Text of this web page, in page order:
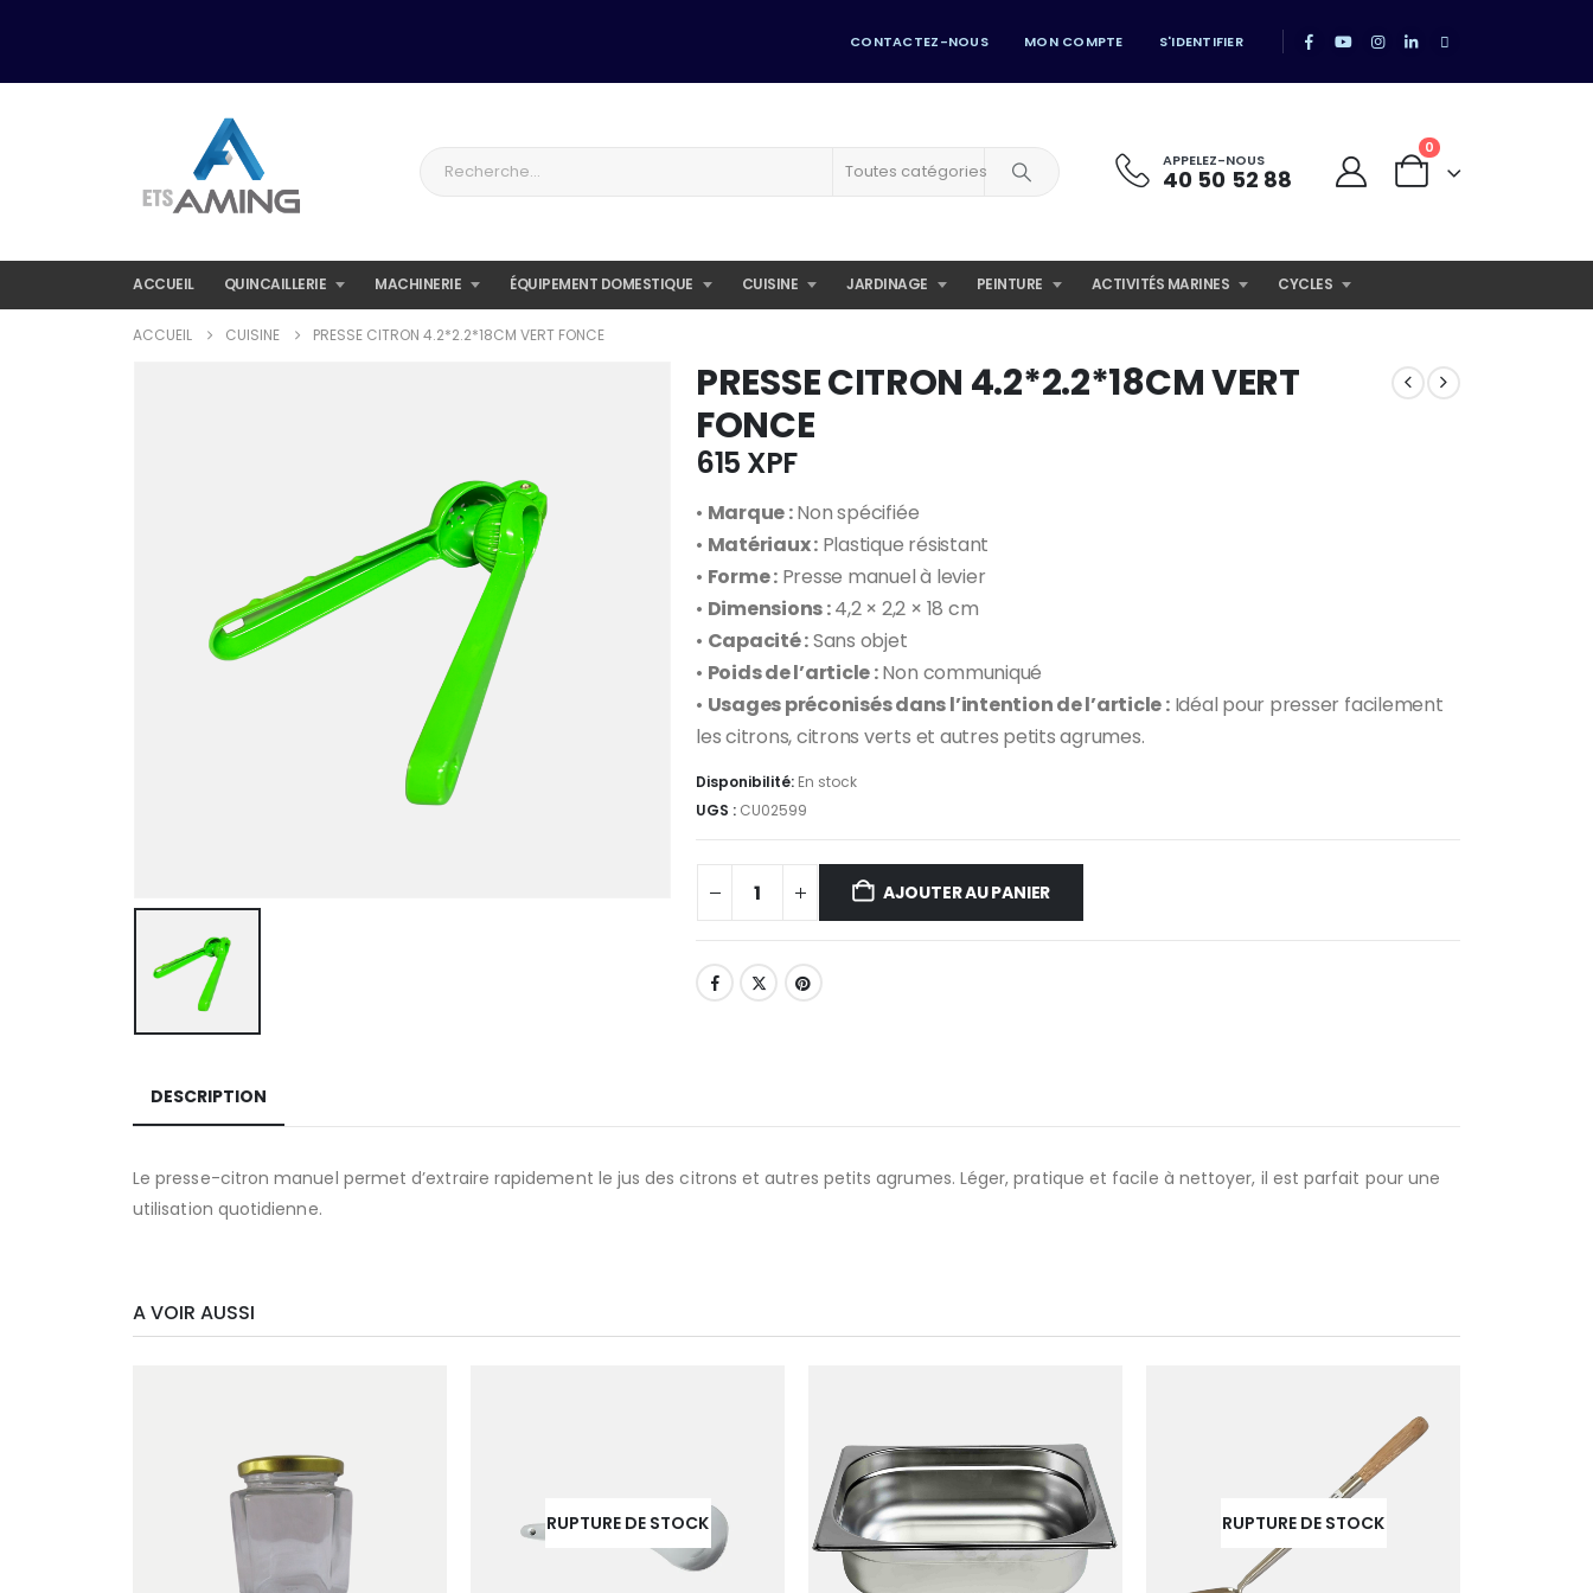
CONTACTEZ-NOUS MON COMPTE S'IDENTIFIER
Toutes catégories APPELEZ-NOUS
40 50 52 88
0
ACCUEIL QUINCAILLERIE MACHINERIE ÉQUIPEMENT DOMESTIQUE CUISINE JARDINAGE PEINTURE ACTIVITÉS MARINES CYCLES
ACCUEIL CUISINE PRESSE CITRON 4.2*2.2*18CM VERT FONCE
PRESSE CITRON 4.2*2.2*18CM VERT
FONCE
615 XPF
• Marque :Non spécifiée
• Matériaux :Plastique résistant
• Forme :Presse manuel à levier
• Dimensions :4,2 × 2,2 × 18 cm
• Capacité :Sans objet
• Poids de l’article :Non communiqué
• Usages préconisés dans l’intention de l’article :Idéal pour presser facilement
les citrons, citrons verts et autres petits agrumes.
Disponibilité: En stock
UGS : CU02599
AJOUTER AU PANIER
DESCRIPTION
Le presse-citron manuel permet d’extraire rapidement le jus des citrons et autres petits agrumes. Léger, pratique et facile à nettoyer, il est parfait pour une
utilisation quotidienne.
A VOIR AUSSI
RUPTURE DE STOCK RUPTURE DE STOCK